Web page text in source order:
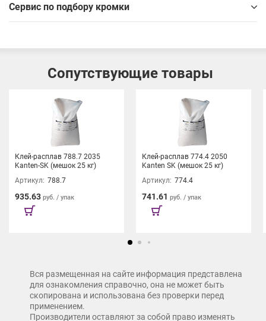
Кромка AQ представлена в следующих размерах:
• Ширина – 19 мм, 22 мм, 42 мм.
Кромка ПВХ AQ LINE – долговечное решение для эволюции
Сервис по подбору кромки
Сопутствующие товары
Клей-расплав 788.7 2035
Kanten-SK (мешок 25 кг)
Артикул: 788.7
935.63 руб. / упак
Клей-расплав 774.4 2050
Kanten SK (мешок 25 кг)
Артикул: 774.4
741.61 руб. / упак
Вся размещенная на сайте информация представлена
для ознакомления справочно, она не может быть
скопирована и использована без проверки перед
применением.
Производители оставляют за собой право изменять